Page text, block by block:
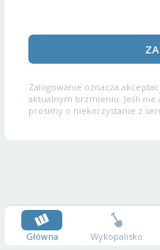
Zalogowanie oznacza
aktualnym brzmieniu. Jeśli nie
prosimy o niekorzystanie z
Główna Wykopalisko